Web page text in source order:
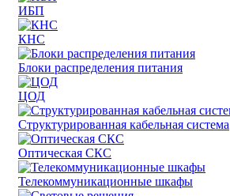
ИБП
КНС
Блоки распределения питания
ЦОД
Структурированная кабельная система
Оптическая СКС
Телекоммуникационные шкафы